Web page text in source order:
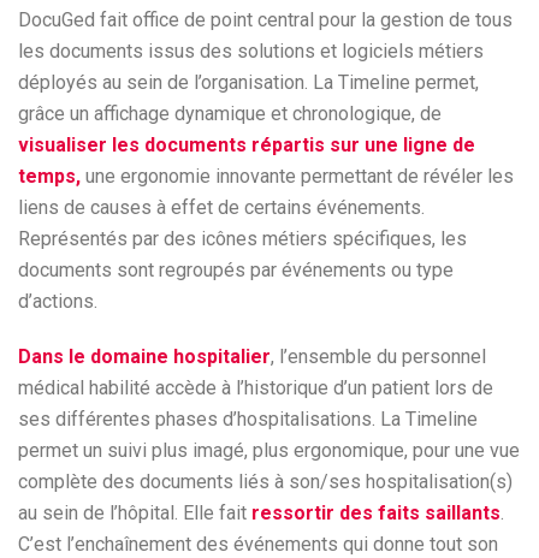
DocuGed fait office de point central pour la gestion de tous
les documents issus des solutions et logiciels métiers
déployés au sein de l’organisation. La Timeline permet,
grâce un affichage dynamique et chronologique, de
visualiser les documents répartis sur une ligne de
temps, une ergonomie innovante permettant de révéler les
liens de causes à effet de certains événements.
Représentés par des icônes métiers spécifiques, les
documents sont regroupés par événements ou type
d’actions.
Dans le domaine hospitalier, l’ensemble du personnel
médical habilité accède à l’historique d’un patient lors de
ses différentes phases d’hospitalisations. La Timeline
permet un suivi plus imagé, plus ergonomique, pour une vue
complète des documents liés à son/ses hospitalisation(s)
au sein de l’hôpital. Elle fait ressortir des faits saillants.
C’est l’enchaînement des événements qui donne tout son